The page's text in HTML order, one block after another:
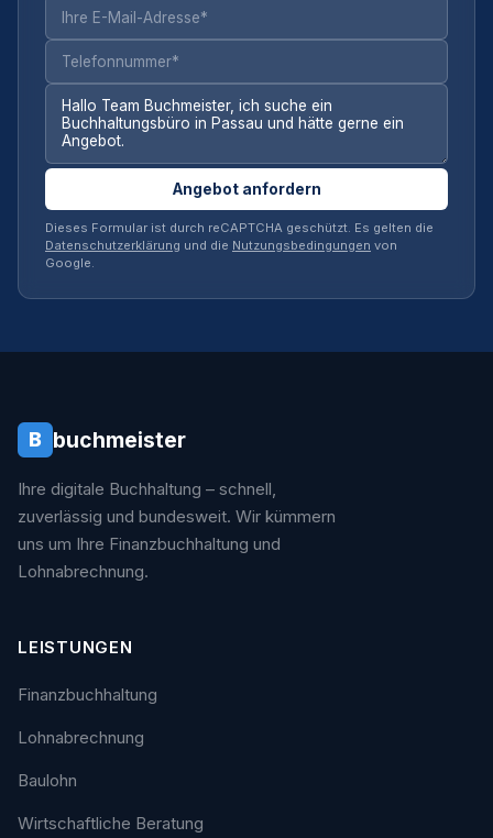
Angebot anfordern
Dieses Formular ist durch reCAPTCHA geschützt. Es gelten die
Datenschutzerklärung und die Nutzungsbedingungen von
Google.
B buchmeister
Ihre digitale Buchhaltung – schnell,
zuverlässig und bundesweit. Wir kümmern
uns um Ihre Finanzbuchhaltung und
Lohnabrechnung.
LEISTUNGEN
Finanzbuchhaltung
Lohnabrechnung
Baulohn
Wirtschaftliche Beratung